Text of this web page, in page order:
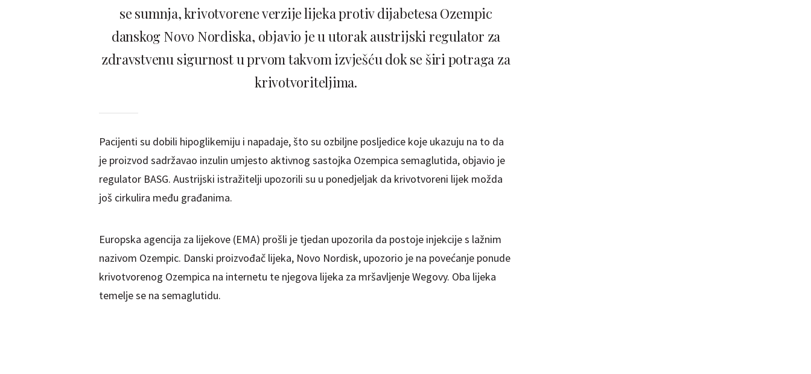
se sumnja, krivotvorene verzije lijeka protiv dijabetesa Ozempic
danskog Novo Nordiska, objavio je u utorak austrijski regulator za
zdravstvenu sigurnost u prvom takvom izvješću dok se širi potraga za
krivotvoriteljima.
Pacijenti su dobili hipoglikemiju i napadaje, što su ozbiljne posljedice koje ukazuju na to da
je proizvod sadržavao inzulin umjesto aktivnog sastojka Ozempica semaglutida, objavio je
regulator BASG. Austrijski istražitelji upozorili su u ponedjeljak da krivotvoreni lijek možda
još cirkulira među građanima.
Europska agencija za lijekove (EMA) prošli je tjedan upozorila da postoje injekcije s lažnim
nazivom Ozempic. Danski proizvođač lijeka, Novo Nordisk, upozorio je na povećanje ponude
krivotvorenog Ozempica na internetu te njegova lijeka za mršavljenje Wegovy. Oba lijeka
temelje se na semaglutidu.